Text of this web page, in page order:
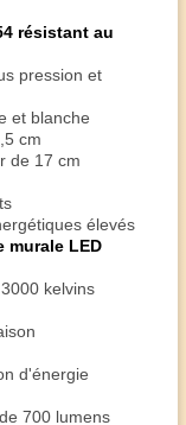
résistant au
pression et
et blanche
cm
de 17 cm
élevés
murale LED
kelvins
d'énergie
de 700 lumens